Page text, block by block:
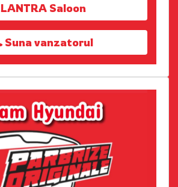
LANTRA Saloon
Suna vanzatorul